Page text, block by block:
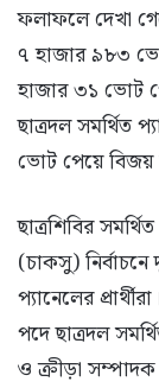
ফলাফলে দেখা
৭ হাজার ৯৮৩
হাজার ৩১ ভোট
ছাত্রদল সমর্থিত
ভোট পেয়ে বিজয়
ছাত্রশিবির
(চাকসু)
প্যানেলের
পদে ছাত্রদল
ও ক্রীড়া সম্পাদক